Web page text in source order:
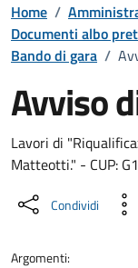
Home /
Documenti albo
Bando di gara /
Avviso
Dettaglio del
Lavori di
Matteotti." - CUP:
Condividi
Argomenti: